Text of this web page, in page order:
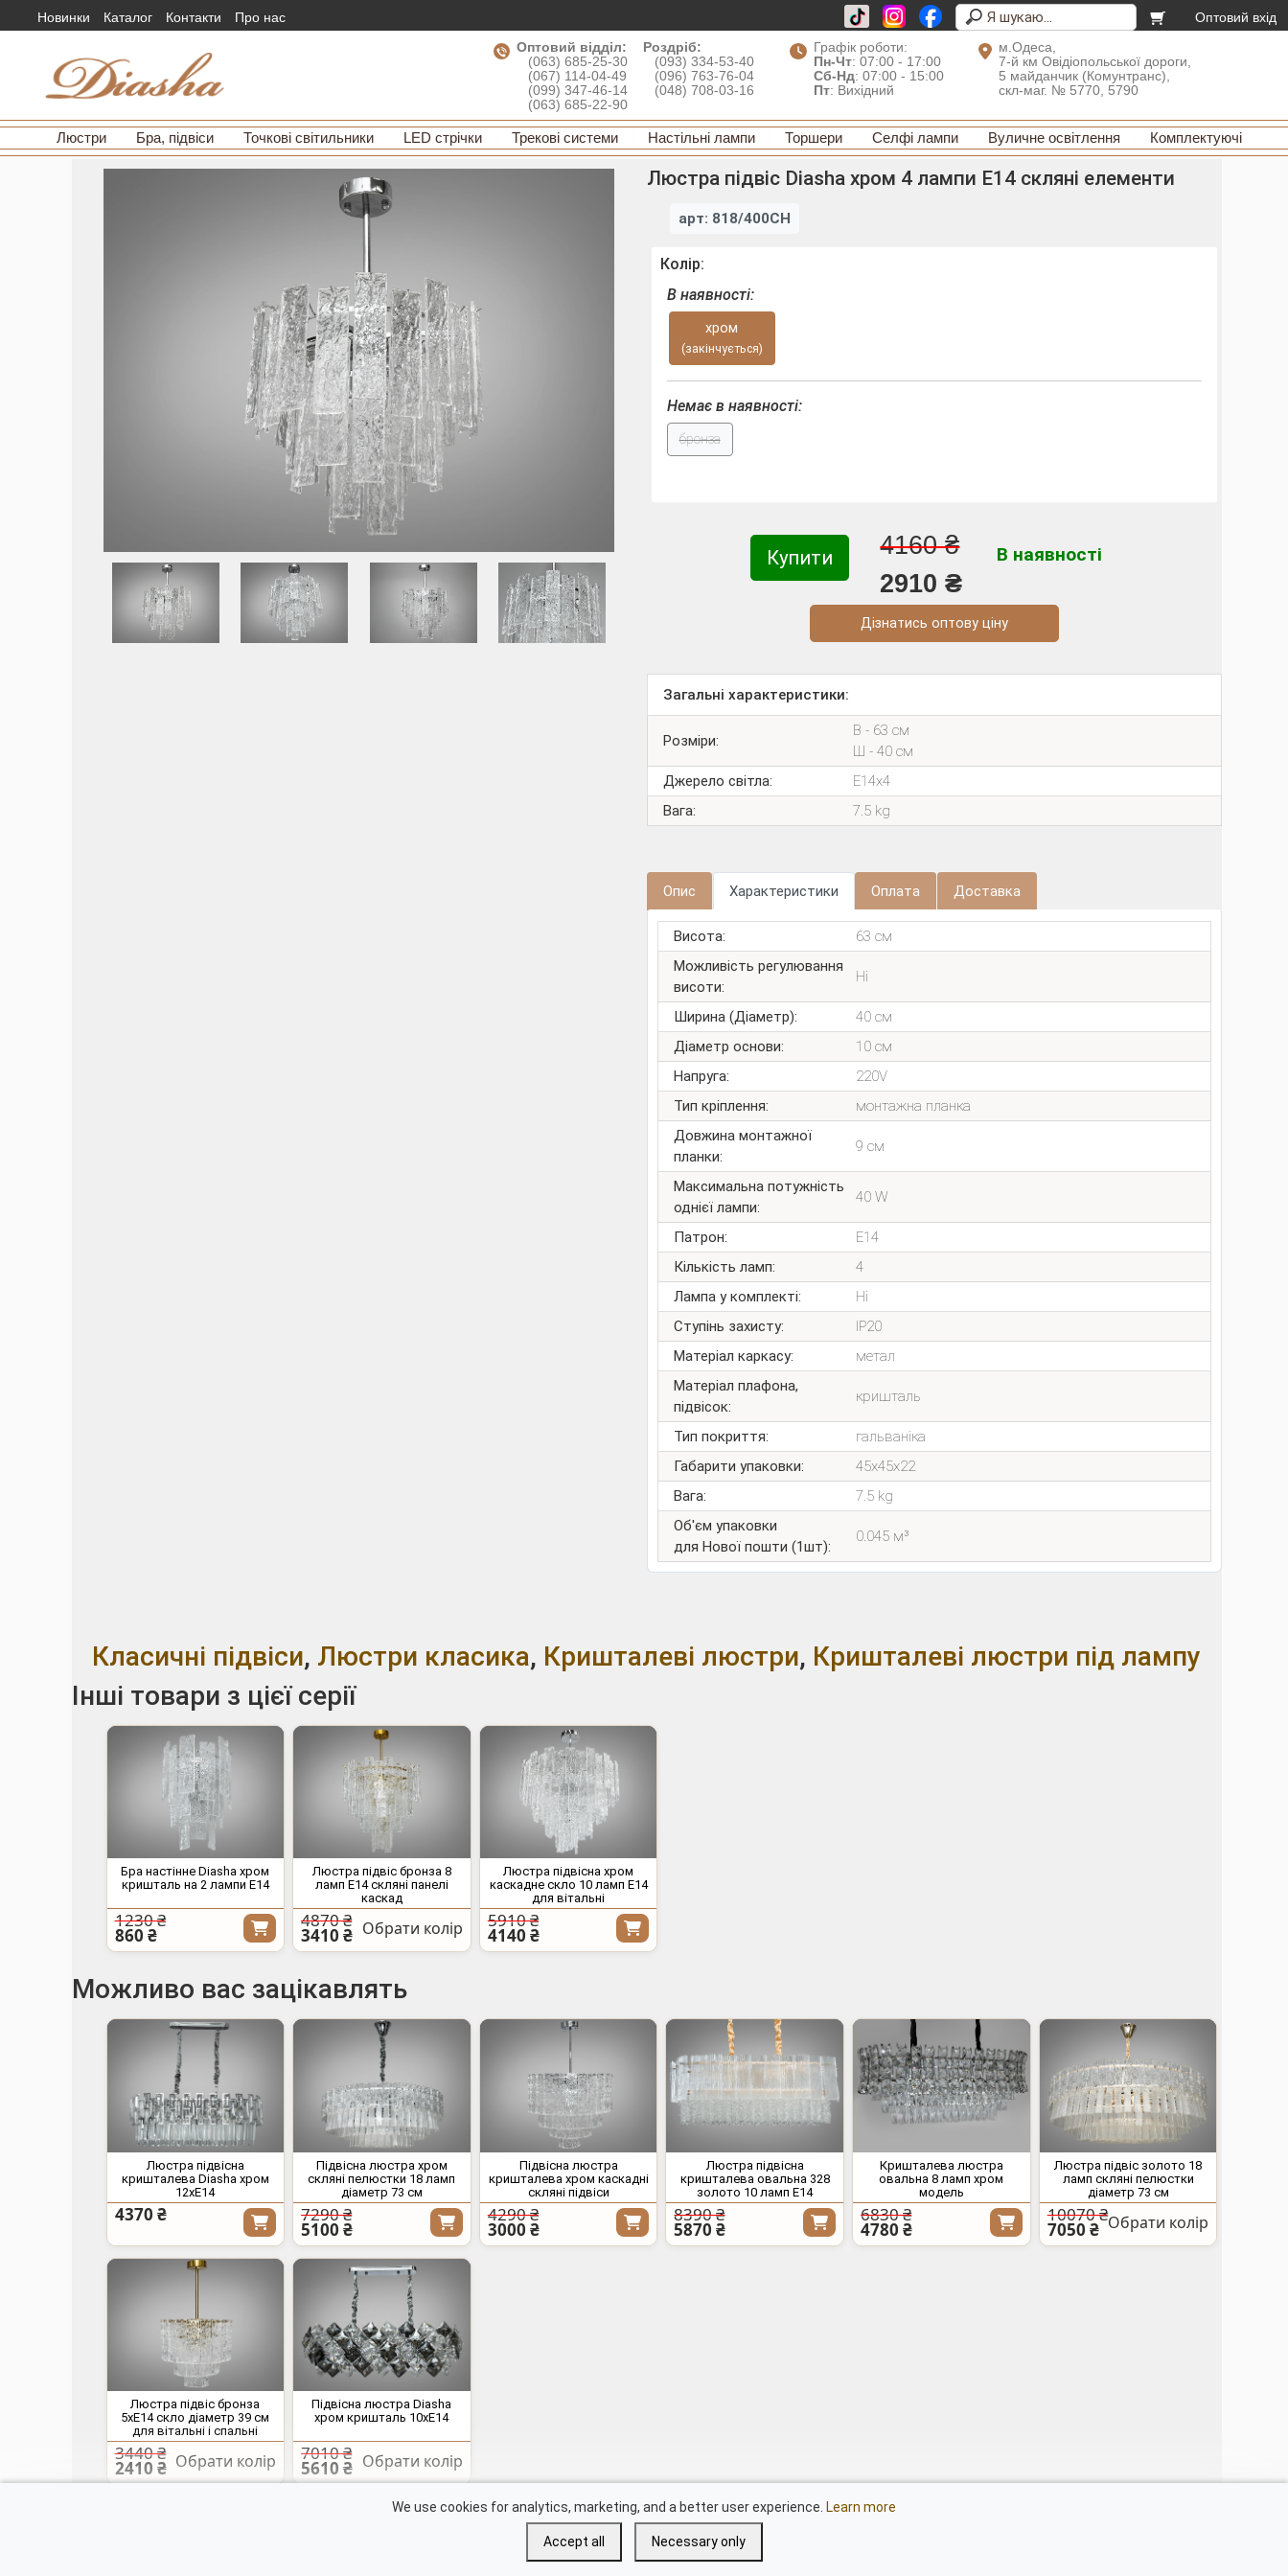
Новинки Каталог Контакти Про нас
Оптовий вхід
Оптовий відділ:
(063) 685-25-30
(067) 114-04-49
(099) 347-46-14
(063) 685-22-90
Роздріб:
(093) 334-53-40
(096) 763-76-04
(048) 708-03-16
Графік роботи:
Пн-Чт: 07:00 - 17:00
Сб-Нд: 07:00 - 15:00
Пт: Вихідний
м.Одеса,
7-й км Овідіопольської дороги,
5 майданчик (Комунтранс),
скл-маг. № 5770, 5790
Люстри Бра, підвіси Точкові світильники LED стрічки Трекові системи Настільні лампи Торшери Селфі лампи Вуличне освітлення Комплектуючі
Люстра підвіс Diasha хром 4 лампи E14 скляні елементи
арт: 818/400CH
Колір:
В наявності:
хром
(закінчується)
Немає в наявності:
бронза
Купити
4160 ₴
2910 ₴
В наявності
Дізнатись оптову ціну
Загальні характеристики:
Розміри:
В - 63 см
Ш - 40 см
Джерело світла:
E14х4
Вага:
7.5 kg
Опис Характеристики Оплата Доставка
Висота:
63 см
Можливість регулювання
висоти:
Ні
Ширина (Діаметр):
40 см
Діаметр основи:
10 см
Напруга:
220V
Тип кріплення:
монтажна планка
Довжина монтажної
планки:
9 см
Максимальна потужність
однієї лампи:
40 W
Патрон:
E14
Кількість ламп:
4
Лампа у комплекті:
Ні
Ступінь захисту:
IP20
Матеріал каркасу:
метал
Матеріал плафона,
підвісок:
кришталь
Тип покриття:
гальваніка
Габарити упаковки:
45x45x22
Вага:
7.5 kg
Об'єм упаковки
для Нової пошти (1шт):
0.045 м³
Класичні підвіси, Люстри класика, Кришталеві люстри, Кришталеві люстри під лампу
Інші товари з цієї серії
Бра настінне Diasha хром
кришталь на 2 лампи E14
1230 ₴
860 ₴
Люстра підвіс бронза 8
ламп E14 скляні панелі
каскад
4870 ₴
3410 ₴ Обрати колір
Люстра підвісна хром
каскадне скло 10 ламп E14
для вітальні
5910 ₴
4140 ₴
Можливо вас зацікавлять
Люстра підвісна
кришталева Diasha хром
12xE14
4370 ₴
Підвісна люстра хром
скляні пелюстки 18 ламп
діаметр 73 см
7290 ₴
5100 ₴
Підвісна люстра
кришталева хром каскадні
скляні підвіси
4290 ₴
3000 ₴
Люстра підвісна
кришталева овальна 328
золото 10 ламп E14
8390 ₴
5870 ₴
Кришталева люстра
овальна 8 ламп хром
модель
6830 ₴
4780 ₴
Люстра підвіс золото 18
ламп скляні пелюстки
діаметр 73 см
10070 ₴
7050 ₴ Обрати колір
Люстра підвіс бронза
5xE14 скло діаметр 39 см
для вітальні і спальні
3440 ₴
2410 ₴ Обрати колір
Підвісна люстра Diasha
хром кришталь 10xE14
7010 ₴
5610 ₴ Обрати колір
Документи
LED люстри "Квадрати"
Серія "8060"
Світлодіодні люстри з
We use cookies for analytics, marketing, and a better user experience. Learn more
Accept all Necessary only